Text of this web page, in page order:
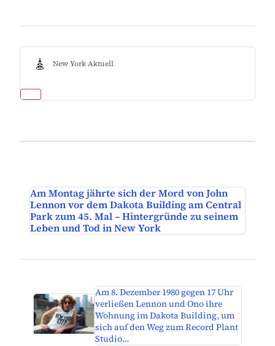
New York Aktuell
Am Montag jährte sich der Mord von John
Lennon vor dem Dakota Building am Central
Park zum 45. Mal – Hintergründe zu seinem
Leben und Tod in New York
Am 8. Dezember 1980 gegen 17 Uhr
verließen Lennon und Ono ihre
Wohnung im Dakota Building, um
sich auf den Weg zum Record Plant
Studio…